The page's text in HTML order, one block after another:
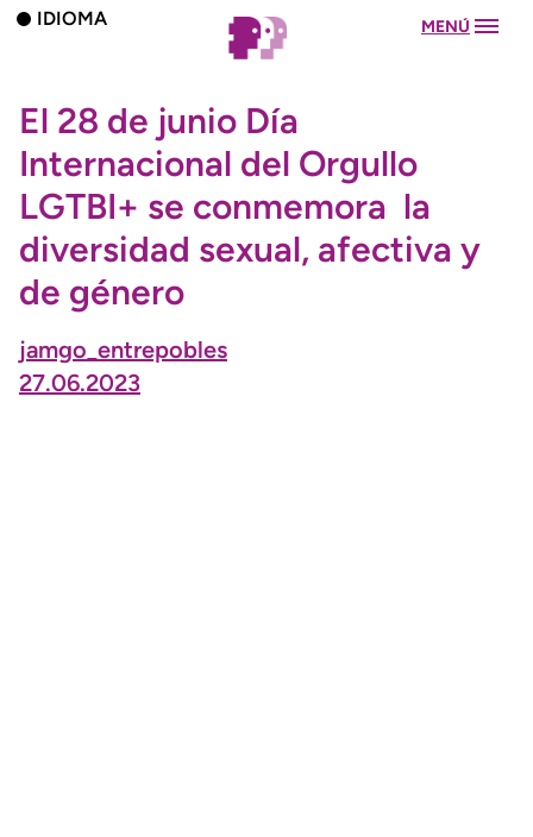
IDIOMA MENÚ
El 28 de junio Día
Internacional del Orgullo
LGTBI+ se conmemora la
diversidad sexual, afectiva y
de género
jamgo_entrepobles
27.06.2023